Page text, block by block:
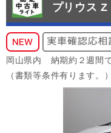
プリウス Z
岡山県内 納期約２週間
（書類等条件有ります。）